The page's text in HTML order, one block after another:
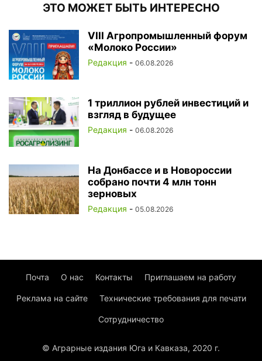
ЭТО МОЖЕТ БЫТЬ ИНТЕРЕСНО
VIII Агропромышленный форум
«Молоко России»
Редакция - 06.08.2026
1 триллион рублей инвестиций и
взгляд в будущее
Редакция - 06.08.2026
На Донбассе и в Новороссии
собрано почти 4 млн тонн
зерновых
Редакция - 05.08.2026
Почта О нас Контакты Приглашаем на работу
Реклама на сайте Технические требования для печати
Сотрудничество
© Аграрные издания Юга и Кавказа, 2020 г.